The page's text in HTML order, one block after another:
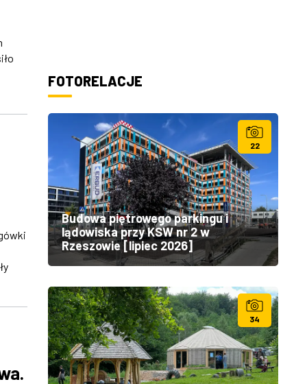
FOTORELACJE
22
Budowa piętrowego parkingu i
lądowiska przy KSW nr 2 w
Rzeszowie [lipiec 2026]
34